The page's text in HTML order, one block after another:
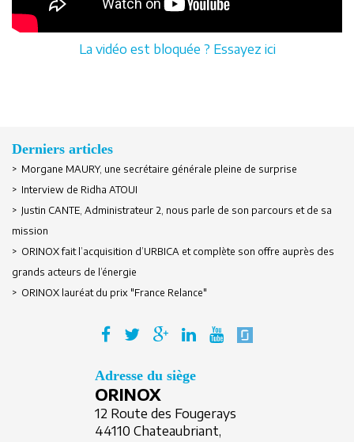
La vidéo est bloquée ? Essayez ici
Derniers articles
> Morgane MAURY, une secrétaire générale pleine de surprise
> Interview de Ridha ATOUI
> Justin CANTE, Administrateur 2, nous parle de son parcours et de sa
mission
> ORINOX fait l’acquisition d’URBICA et complète son offre auprès des
grands acteurs de l’énergie
> ORINOX lauréat du prix "France Relance"
Adresse du siège
ORINOX
12 Route des Fougerays
44110 Chateaubriant,